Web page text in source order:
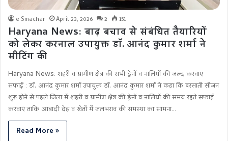
e Smachar April 23, 2026 2 151
Haryana News: बाढ़ बचाव से संबंधित तैयारियों
को लेकर करनाल उपायुक्त डॉ. आनंद कुमार शर्मा ने
मीटिंग की
Haryana News: शहरी व ग्रामीण क्षेत्र की सभी ड्रेनों व नालियों की जल्द करवाएं
सफाई : डॉ. आनंद कुमार शर्मा उपायुक्त डॉ. आनंद कुमार शर्मा ने कहा कि बरसाती सीजन
शुरू होने से पहले जिला में शहरी व ग्रामीण क्षेत्र की ड्रेनों व नालियों की समय रहते सफाई
करवाएं ताकि आबादी देह व खेतों में जलभराव की समस्या का सामना…
Read More »